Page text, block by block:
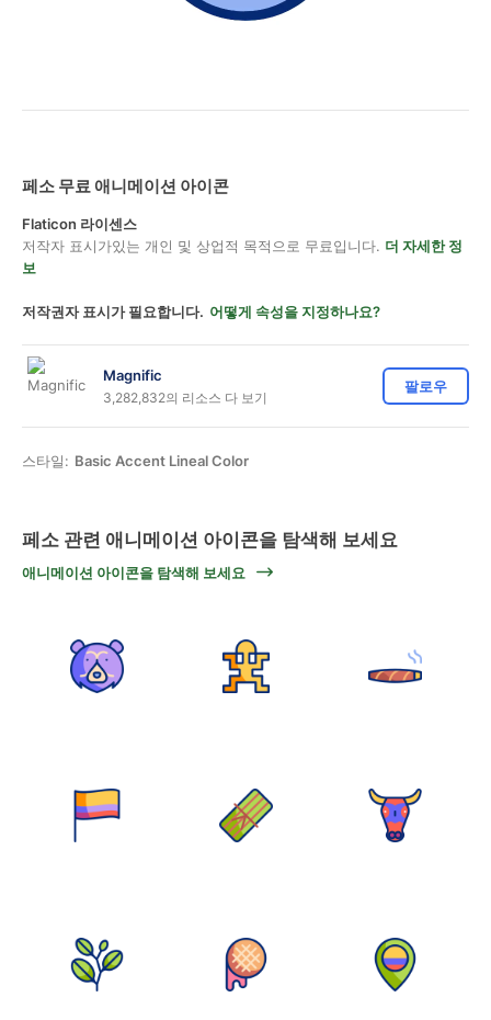
페소 무료 애니메이션 아이콘
Flaticon 라이센스
저작자 표시가있는 개인 및 상업적 목적으로 무료입니다. 더 자세한 정
보
저작권자 표시가 필요합니다. 어떻게 속성을 지정하나요?
Magnific
3,282,832의 리소스 다 보기
팔로우
스타일: Basic Accent Lineal Color
페소 관련 애니메이션 아이콘을 탐색해 보세요
애니메이션 아이콘을 탐색해 보세요